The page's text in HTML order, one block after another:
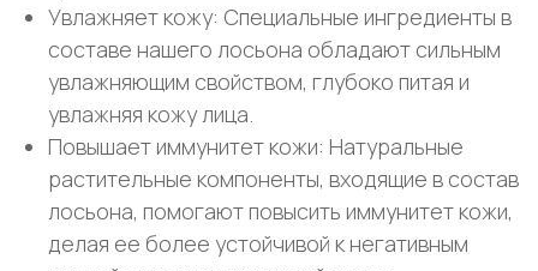
Увлажняет кожу: Специальные ингредиенты в
составе нашего лосьона обладают сильным
увлажняющим свойством, глубоко питая и
увлажняя кожу лица.
Повышает иммунитет кожи: Натуральные
растительные компоненты, входящие в состав
лосьона, помогают повысить иммунитет кожи,
делая ее более устойчивой к негативным